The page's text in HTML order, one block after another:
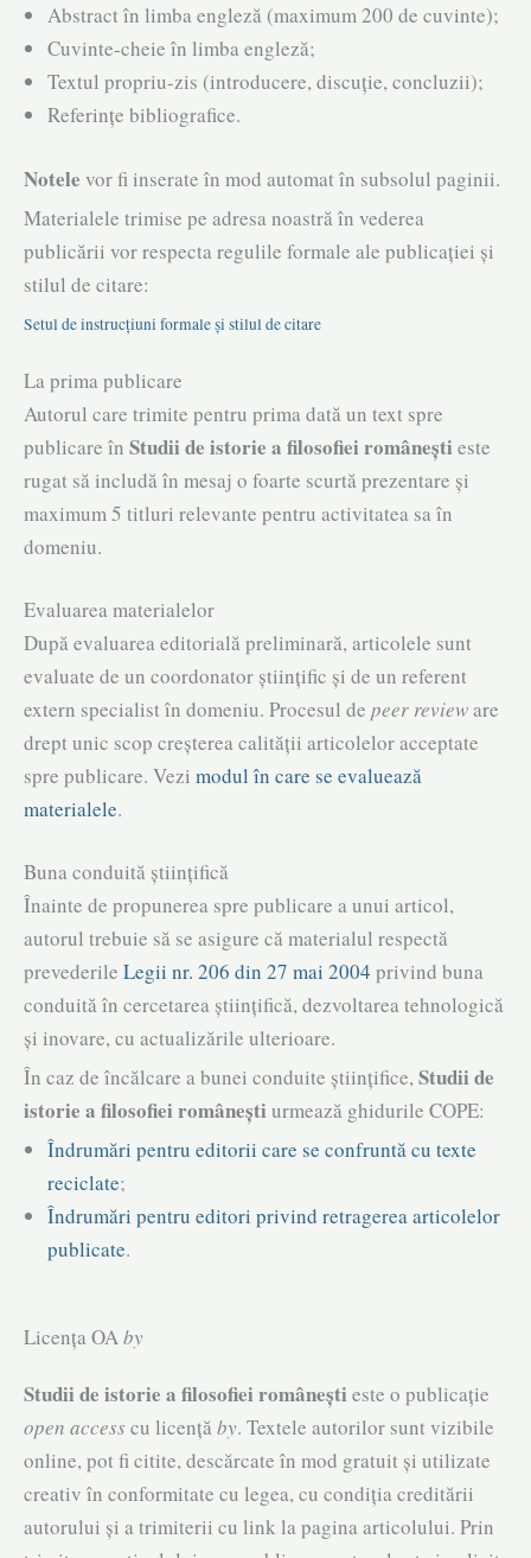
Abstract în limba engleză (maximum 200 de cuvinte);
Cuvinte-cheie în limba engleză;
Textul propriu-zis (introducere, discuție, concluzii);
Referințe bibliografice.
Notele vor fi inserate în mod automat în subsolul paginii.
Materialele trimise pe adresa noastră în vederea
publicării vor respecta regulile formale ale publicației și
stilul de citare:
Setul de instrucțiuni formale și stilul de citare
La prima publicare
Autorul care trimite pentru prima dată un text spre
publicare în Studii de istorie a filosofiei românești este
rugat să includă în mesaj o foarte scurtă prezentare și
maximum 5 titluri relevante pentru activitatea sa în
domeniu.
Evaluarea materialelor
După evaluarea editorială preliminară, articolele sunt
evaluate de un coordonator științific și de un referent
extern specialist în domeniu. Procesul de peer revieware
drept unic scop creșterea calității articolelor acceptate
spre publicare. Vezi modul în care se evaluează
materialele.
Buna conduită științifică
Înainte de propunerea spre publicare a unui articol,
autorul trebuie să se asigure că materialul respectă
prevederile Legii nr. 206 din 27 mai 2004 privind buna
conduită în cercetarea ştiinţifică, dezvoltarea tehnologică
şi inovare, cu actualizările ulterioare.
În caz de încălcare a bunei conduite științifice,Studii de
istorie a filosofiei românești urmează ghidurile COPE:
Îndrumări pentru editorii care se confruntă cu texte
reciclate;
Îndrumări pentru editori privind retragerea articolelor
publicate.
Licența OAby
Studii de istorie a filosofiei românești este o publicație
open access cu licență by. Textele autorilor sunt vizibile
online, pot fi citite, descărcate în mod gratuit și utilizate
creativ în conformitate cu legea, cu condiția creditării
autorului și a trimiterii cu link la pagina articolului. Prin